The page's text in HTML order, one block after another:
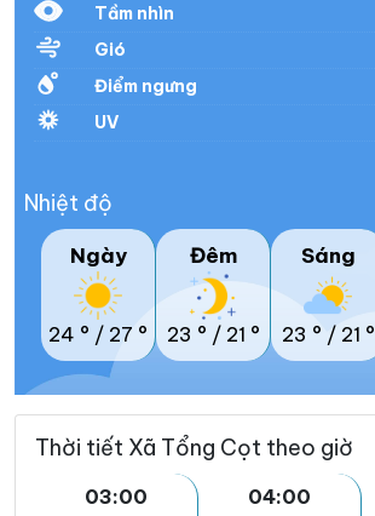
Tầm nhìn
Gió
Điểm ngưng
UV
Nhiệt độ
Ngày
24 ° / 27 °
Đêm
23 ° / 21 °
Sáng
23 ° / 21 °
Thời tiết Xã Tổng Cọt theo giờ
03:00
04:00